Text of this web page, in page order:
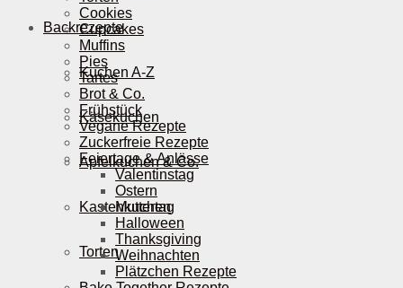
Backrezepte
Kuchen A-Z
Käsekuchen
Apfelkuchen & Co.
Kastenkuchen
Torten
Cookies
Cupcakes
Muffins
Pies
Tartes
Brot & Co.
Frühstück
Vegane Rezepte
Zuckerfreie Rezepte
Feiertage & Anlässe
Valentinstag
Ostern
Muttertag
Halloween
Thanksgiving
Weihnachten
Plätzchen Rezepte